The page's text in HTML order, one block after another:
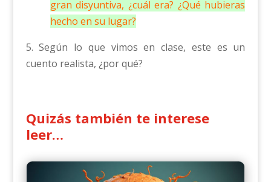
gran disyuntiva, ¿cuál era? ¿Qué hubieras
hecho en su lugar?
5. Según lo que vimos en clase, este es un
cuento realista, ¿por qué?
Quizás también te interese
leer…